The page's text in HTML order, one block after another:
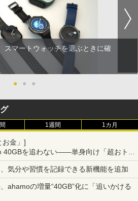
スマートウォッチを選ぶときに確
● ● ●
1週間 1カ月
お金」]
40GBを追わない――単身向け「超おトク
注意点
、気分や習慣を記録できる新機能を追加
ahamoの増量“40GB”化に「追いかける